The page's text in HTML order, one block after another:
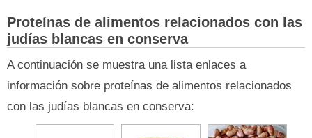
Proteínas de alimentos relacionados con las
judías blancas en conserva
A continuación se muestra una lista enlaces a
información sobre proteínas de alimentos relacionados
con las judías blancas en conserva: